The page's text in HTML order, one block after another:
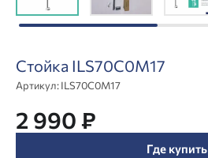
Стойка ILS70C0M17
Артикул:ILS70C0M17
2 990 ₽
Где купить